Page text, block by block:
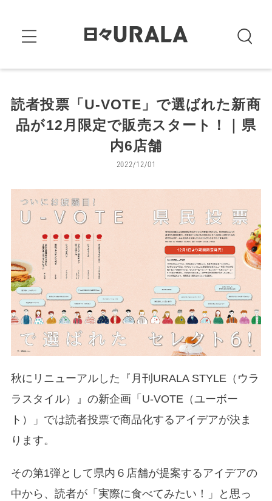
読者投票「U-VOTE」で選ばれた新商
品が12月限定で販売スタート！｜県
内6店舗
2022/12/01
秋にリニューアルした『月刊URALA STYLE（ウラ
ラスタイル）』の新企画「U-VOTE（ユーボー
ト）」では読者投票で商品化するアイデアが決ま
ります。
その第1弾として県内６店舗が提案するアイデアの
中から、読者が「実際に食べてみたい！」と思っ